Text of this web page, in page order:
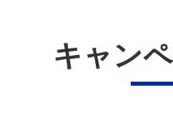
キャン